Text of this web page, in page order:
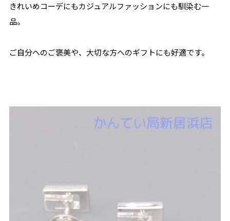
きれいめコーデにもカジュアルファッションにも馴染む一
品。
ご自分へのご褒美や、大切な方へのギフトにも好適です。